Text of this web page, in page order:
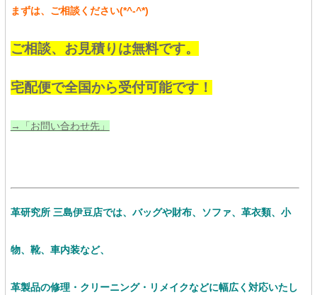
まずは、ご相談ください(*^-^*)
ご相談、お見積りは無料です。
宅配便で全国から受付可能です！
→「お問い合わせ先」
革研究所 三島伊豆店では、バッグや財布、ソファ、革衣類、小
物、靴、車内装など、
革製品の修理・クリーニング・リメイクなどに幅広く対応いたし